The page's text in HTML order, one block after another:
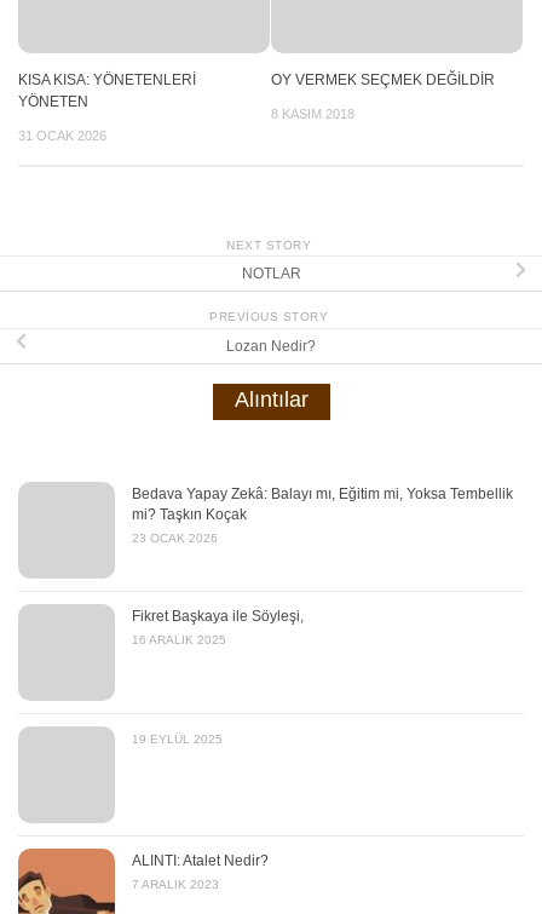
KISA KISA: YÖNETENLERİ
YÖNETEN
31 OCAK 2026
OY VERMEK SEÇMEK DEĞİLDİR
8 KASIM 2018
NEXT STORY
NOTLAR
PREVIOUS STORY
Lozan Nedir?
Alıntılar
Bedava Yapay Zekâ: Balayı mı, Eğitim mi, Yoksa Tembellik
mi? Taşkın Koçak
23 OCAK 2026
Fikret Başkaya ile Söyleşi,
16 ARALIK 2025
19 EYLÜL 2025
ALINTI: Atalet Nedir?
7 ARALIK 2023